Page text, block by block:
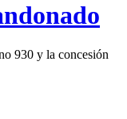
930 y la concesión